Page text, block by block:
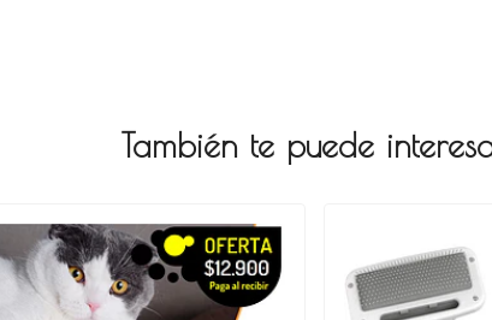
También te puede